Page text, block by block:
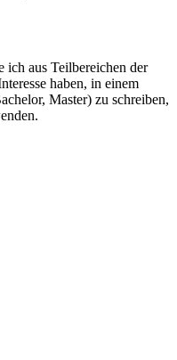
ich aus Teilbereichen der
haben, in einem
Master) zu schreiben,